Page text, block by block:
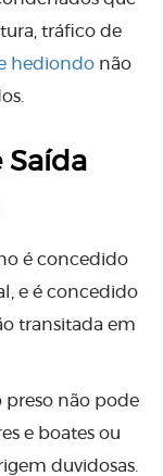
tráfico de
hediondonão
Saída
é concedido
e é concedido
transitada em
preso não pode
e boates ou
duvidosas.